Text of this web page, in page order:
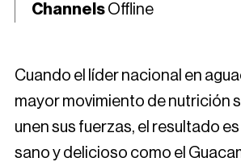
ChannelsOffline
Cuando el líder nacional en
mayor movimiento de nutrición
unen sus fuerzas, el resultado
sano y delicioso como el